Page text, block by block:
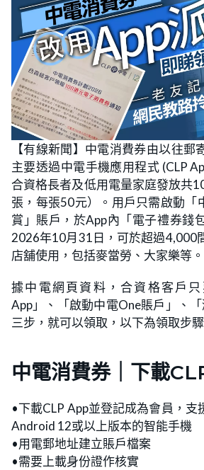
【有線新聞】中電消費券由以往郵
主要透過中電手機應用程式 (CLP
合資格長者及低用電量家庭發放共
張，每張50元）。用戶只需啟動「
賞」賬戶，於App內「電子禮券錢
2026年10月31日，可於超過4,000
店舖使用，包括麥當勞、大家樂等。
據中電網頁資料，合資格客戶只
App」、「啟動中電One賬戶」、
三步，就可以領取，以下為領取步驟
中電消費券｜下載
•下載CLP App並登記成為會員，支
Android 12或以上版本的智能手機
•用電郵地址建立賬戶檔案
•需要上載身份證作核實